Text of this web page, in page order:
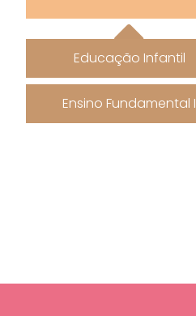
Educação Infantil
Ensino Fundamental I